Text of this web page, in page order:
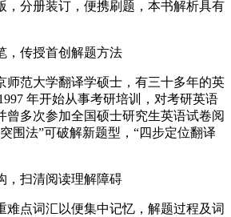
，分册装订，便携刷题，本书解析具有
，传授首创解题方法
师范大学翻译学硕士，有三十多年的英
年开始从事考研培训，对考研英语
曾多次参加全国硕士研究生英语试卷阅
围法”可破解新题型，“四步定位翻译
，扫清阅读理解障碍
难点词汇以便集中记忆，解题过程及词